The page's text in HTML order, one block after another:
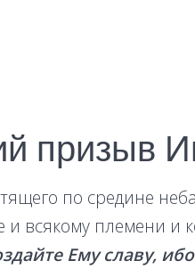
призыв
по средине
всякому племени и
Ему славу,